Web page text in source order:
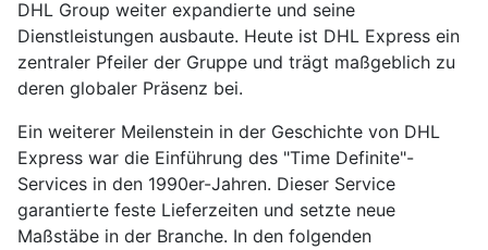
DHL Group weiter expandierte und seine
Dienstleistungen ausbaute. Heute ist DHL Express ein
zentraler Pfeiler der Gruppe und trägt maßgeblich zu
deren globaler Präsenz bei.
Ein weiterer Meilenstein in der Geschichte von DHL
Express war die Einführung des "Time Definite"-
Services in den 1990er-Jahren. Dieser Service
garantierte feste Lieferzeiten und setzte neue
Maßstäbe in der Branche. In den folgenden